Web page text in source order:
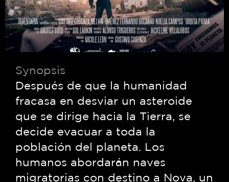
Synopsis
Después de que la humanidad
fracasa en desviar un asteroide
que se dirige hacia la Tierra, se
decide evacuar a toda la
población del planeta. Los
humanos abordarán naves
migratorias con destino a Nova, un